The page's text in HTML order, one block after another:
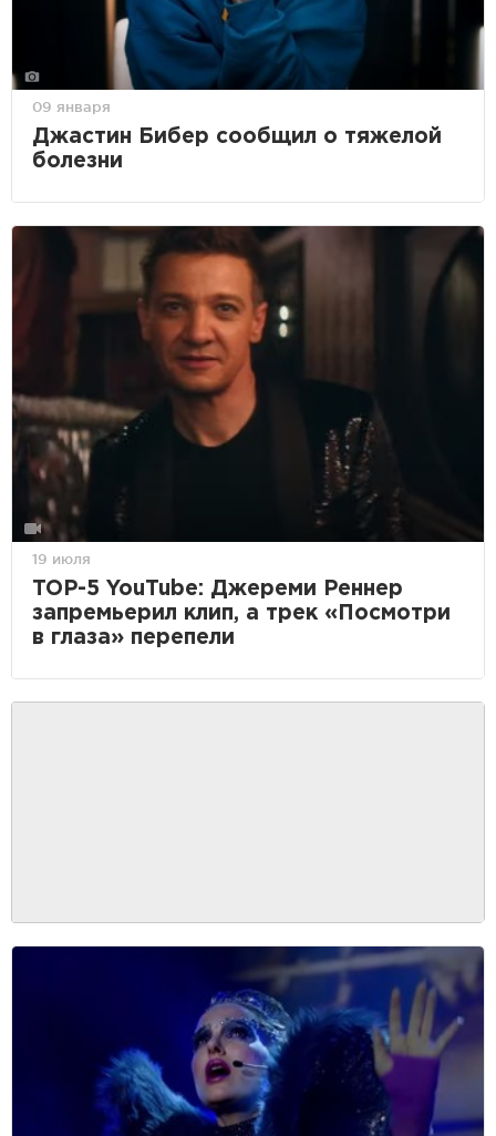
09 января
Джастин Бибер сообщил о тяжелой
болезни
19 июля
TOP-5 YouTube: Джереми Реннер
запремьерил клип, а трек «Посмотри
в глаза» перепели